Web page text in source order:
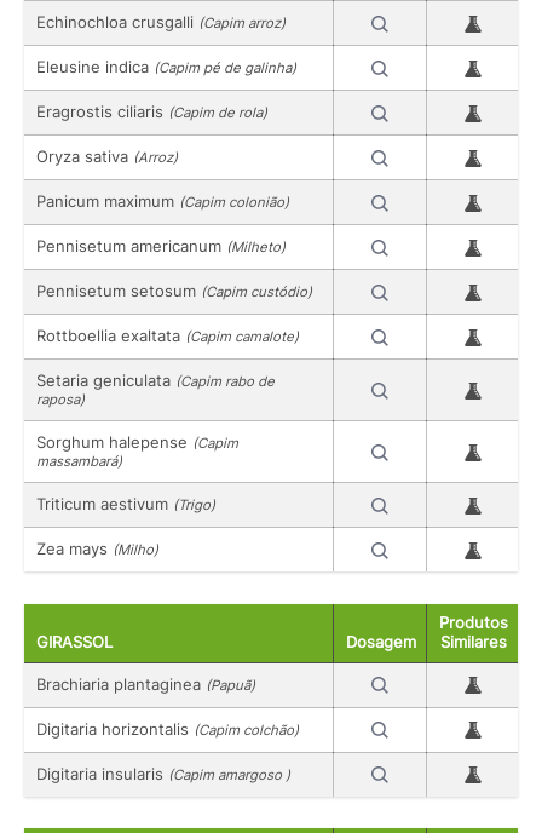
Echinochloa crusgalli (Capim arroz)
Eleusine indica (Capim pé de galinha)
Eragrostis ciliaris (Capim de rola)
Oryza sativa (Arroz)
Panicum maximum (Capim colonião)
Pennisetum americanum (Milheto)
Pennisetum setosum (Capim custódio)
Rottboellia exaltata (Capim camalote)
Setaria geniculata (Capim rabo de
raposa)
Sorghum halepense (Capim
massambará)
Triticum aestivum (Trigo)
Zea mays (Milho)
GIRASSOL Dosagem
Produtos
Similares
Brachiaria plantaginea (Papuã)
Digitaria horizontalis (Capim colchão)
Digitaria insularis (Capim amargoso )